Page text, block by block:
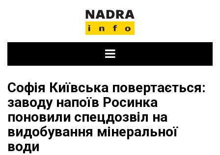
Софія Київська повертається:
заводу напоїв Росинка
поновили спецдозвіл на
видобування мінеральної
води